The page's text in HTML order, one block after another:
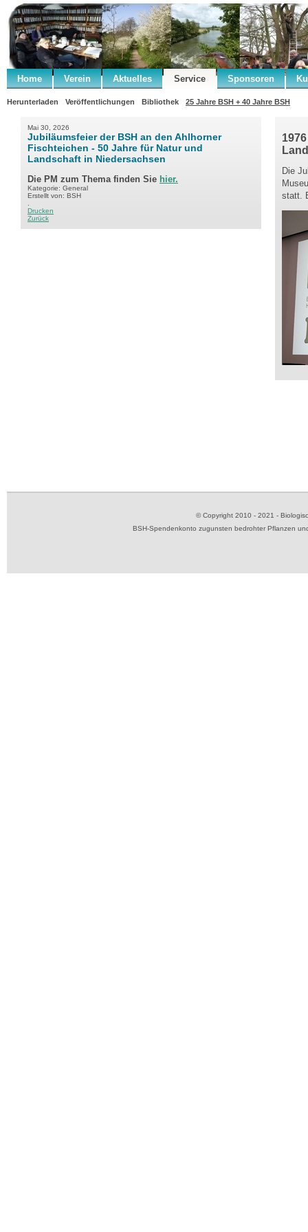
Home Verein Aktuelles Service Sponsoren
Herunterladen Veröffentlichungen Bibliothek 25 Jahre BSH + 40 Jahre BSH
Mai 30, 2026
Jubiläumsfeier der BSH an den Ahlhorner
Fischteichen - 50 Jahre für Natur und
Landschaft in Niedersachsen
Die PM zum Thema finden Sie hier.
Kategorie: General
Erstellt von: BSH
Drucken
Zurück
Die
statt.
© Copyright 2010 - 2021 -
BSH-Spendenkonto zugunsten bedrohter Pflanzen